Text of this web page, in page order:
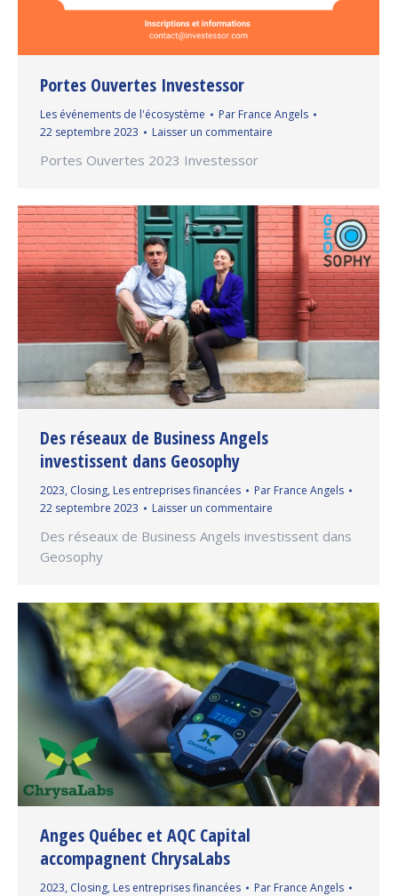
Portes Ouvertes Investessor
Les événements de l'écosystème Par France Angels
22 septembre 2023
Laisser un commentaire
Portes Ouvertes 2023 Investessor
Des réseaux de Business Angels
investissent dans Geosophy
2023, Closing, Les entreprises financées Par France Angels
22 septembre 2023
Laisser un commentaire
Des réseaux de Business Angels investissent dans
Geosophy
Anges Québec et AQC Capital
accompagnent ChrysaLabs
2023, Closing, Les entreprises financées Par France Angels